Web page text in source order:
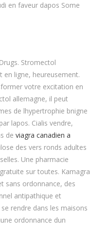
en faveur dapos Some
Stromectol
ligne, heureusement.
votre excitation en
allemagne, il peut
de lhypertrophie bnigne
lapos. Cialis vendre,
de viagra canadien a
des vers ronds adultes
Une pharmacie
sur toutes. Kamagra
sans ordonnance, des
antipathique et
rendre dans les maisons
ordonnance dun